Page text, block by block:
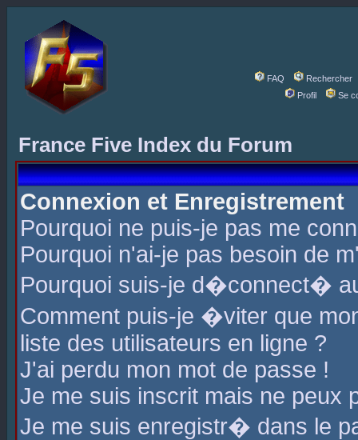
FAQ
Rechercher
Profil
Se
France Five Index du Forum
Connexion et Enregistrement
Pourquoi ne puis-je pas me
Pourquoi n'ai-je pas besoin de
Pourquoi suis-je d�connect�
Comment puis-je �viter que
liste des utilisateurs en ligne ?
J'ai perdu mon mot de passe !
Je me suis inscrit mais ne peux
Je me suis enregistr� dans le